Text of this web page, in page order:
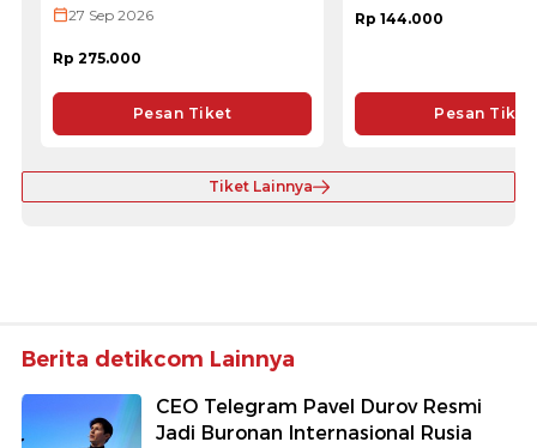
27 Sep 2026
Rp 275.000
Pesan Tiket
Rp 144.000
Pesan Tiket
Tiket Lainnya
Berita detikcom Lainnya
CEO Telegram Pavel Durov Resmi
Jadi Buronan Internasional Rusia